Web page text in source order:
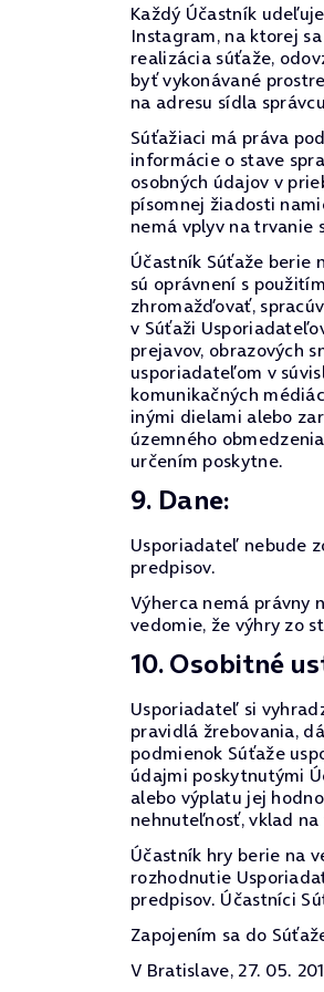
Každý Účastník
Instagram, na ktorej
realizácia súťaže,
byť vykonávané
na adresu sídla
Súťažiaci má práva
informácie o stave
osobných údajov v
písomnej žiadosti
nemá vplyv na trvanie
Účastník Súťaže berie
sú oprávnení s
zhromažďovať,
v Súťaži
prejavov, obrazových
usporiadateľom v
komunikačných
inými dielami alebo
územného
určením poskytne.
9. Dane:
Usporiadateľ nebude
predpisov.
Výherca nemá právny
vedomie, že výhry zo
10. Osobitné
Usporiadateľ si
pravidlá žrebovania,
podmienok Súťaže
údajmi poskytnutými
alebo výplatu jej
nehnuteľnosť, vklad
Účastník hry berie na
rozhodnutie
predpisov. Účastníci
Zapojením sa do
V Bratislave, 27. 05.